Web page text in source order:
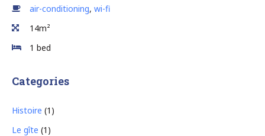
air-conditioning, wi-fi
14m²
1 bed
Categories
Histoire (1)
Le gîte (1)